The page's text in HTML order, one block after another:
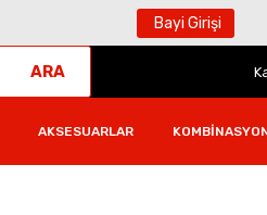
Bayi Girişi
ARA
AKSESUARLAR